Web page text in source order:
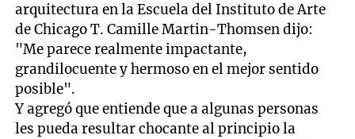
arquitectura en la Escuela del Instituto de Arte
de Chicago T. Camille Martin-Thomsen dijo:
"Me parece realmente impactante,
grandilocuente y hermoso en el mejor sentido
posible".
Y agregó que entiende que a algunas personas
les pueda resultar chocante al principio la